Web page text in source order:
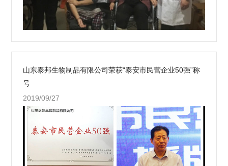
山东泰邦生物制品有限公司荣获“泰安市民营企业50强”称
号
2019/09/27